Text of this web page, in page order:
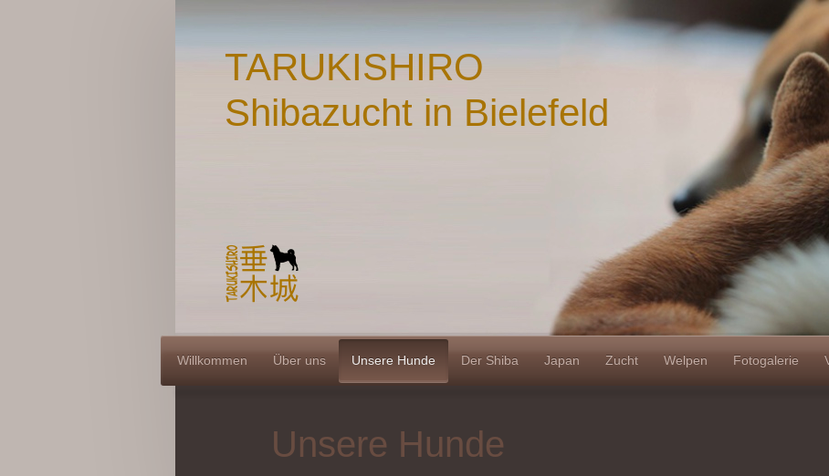
TARUKISHIRO
Shibazucht in Bielefeld
Willkommen Über uns Unsere Hunde Der Shiba Japan Zucht Welpen Fotogalerie
Unsere Hunde